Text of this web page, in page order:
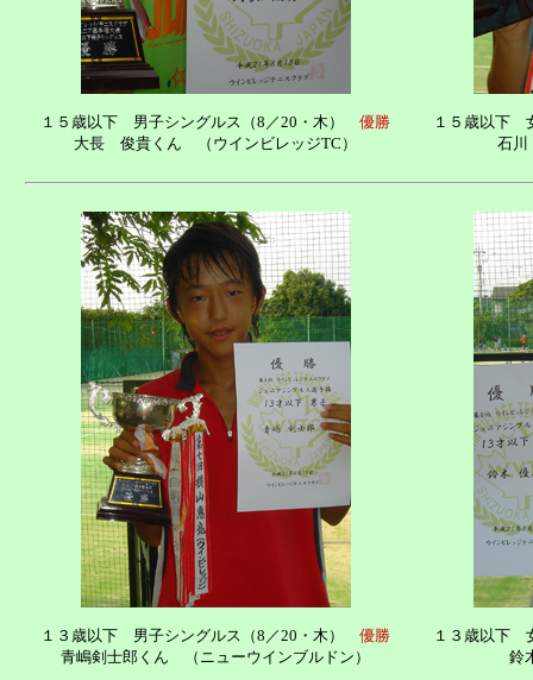
１５歳以下 男子シングルス（8／20・木） 優勝
大長 俊貴くん （ウインビレッジTC）
１５歳以下
石
１３歳以下 男子シングルス（8／20・木） 優勝
青嶋剣士郎くん （ニューウインブルドン）
１３歳以下
鈴